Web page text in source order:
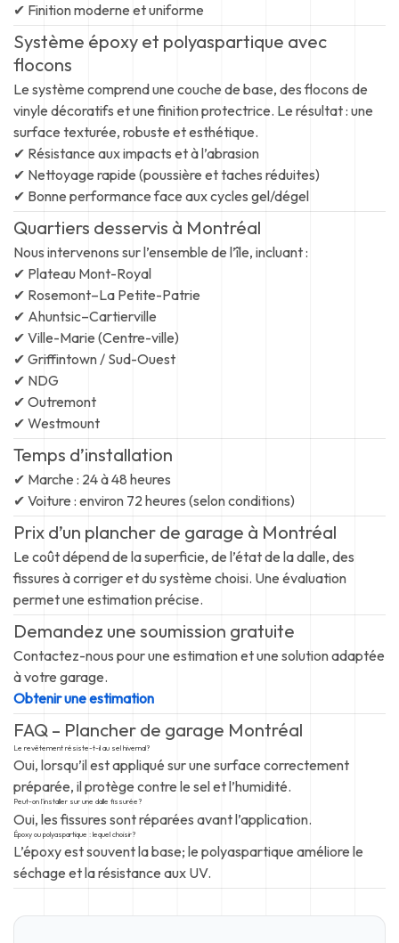
✔ Finition moderne et uniforme
Système époxy et polyaspartique avec
flocons
Le système comprend une couche de base, des flocons de
vinyle décoratifs et une finition protectrice. Le résultat : une
surface texturée, robuste et esthétique.
✔ Résistance aux impacts et à l’abrasion
✔ Nettoyage rapide (poussière et taches réduites)
✔ Bonne performance face aux cycles gel/dégel
Quartiers desservis à Montréal
Nous intervenons sur l’ensemble de l’île, incluant :
✔ Plateau Mont-Royal
✔ Rosemont–La Petite-Patrie
✔ Ahuntsic–Cartierville
✔ Ville-Marie (Centre-ville)
✔ Griffintown / Sud-Ouest
✔ NDG
✔ Outremont
✔ Westmount
Temps d’installation
✔ Marche : 24 à 48 heures
✔ Voiture : environ 72 heures (selon conditions)
Prix d’un plancher de garage à Montréal
Le coût dépend de la superficie, de l’état de la dalle, des
fissures à corriger et du système choisi. Une évaluation
permet une estimation précise.
Demandez une soumission gratuite
Contactez-nous pour une estimation et une solution adaptée
à votre garage.
Obtenir une estimation
FAQ – Plancher de garage Montréal
Le revêtement résiste-t-il au sel hivernal?
Oui, lorsqu’il est appliqué sur une surface correctement
préparée, il protège contre le sel et l’humidité.
Peut-on l’installer sur une dalle fissurée?
Oui, les fissures sont réparées avant l’application.
Époxy ou polyaspartique : lequel choisir?
L’époxy est souvent la base; le polyaspartique améliore le
séchage et la résistance aux UV.